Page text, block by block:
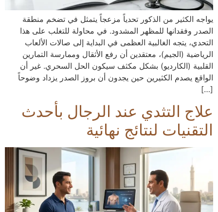
يواجه الكثير من الذكور تحدياً مزعجاً يتمثل في تضخم منطقة
الصدر وفقدانها للمظهر المشدود. في محاولة للتغلب على هذا
التحدي، يتجه الغالبية العظمى في البداية إلى صالات الألعاب
الرياضية (الجيم)، معتقدين أن رفع الأثقال وممارسة التمارين
القلبية (الكارديو) بشكل مكثف سيكون الحل السحري. غير أن
الواقع يصدم الكثيرين حين يجدون أن بروز الصدر يزداد وضوحاً
[…]
علاج التثدي عند الرجال بأحدث
التقنيات لنتائج نهائية